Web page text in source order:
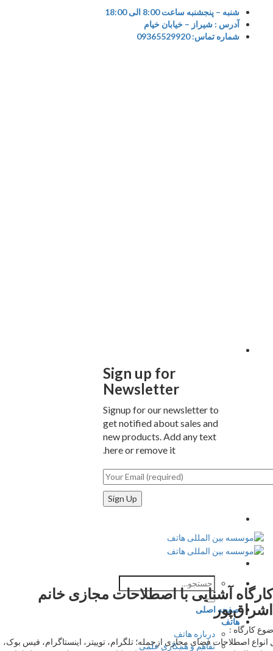
شنبه – پنجشنبه ساعت 8:00 الی 18:00
آدرس : شیراز – خیابان خیام
شماره تماس: 09365529920
Sign up for
Newsletter
Signup for our newsletter to
get notified about sales and
new products. Add any text
here or remove it.
جستجو
برای:
صفحه اصلی
هاتف
درباره هاتف
تفاهم و همکاری علمی
آشنایی با اصطلاحات مجازی خانم
:
اصطلاحات فضای مجازی ازجمله؛ تلگرام، توییتر، اینستاگرام، فیس بوک،